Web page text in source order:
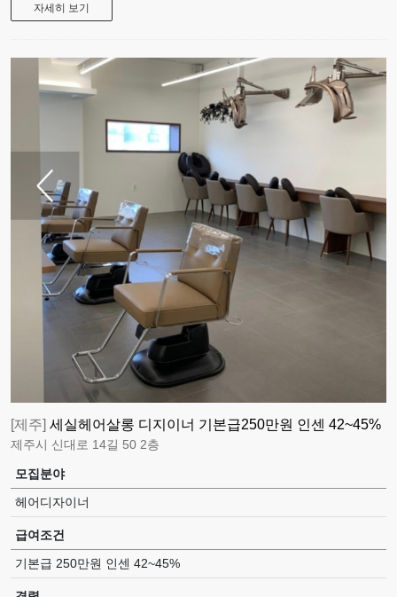
자세히 보기
[제주] 세실헤어살롱 디지이너 기본급250만원 인센 42~45%
제주시 신대로 14길 50 2층
모집분야
헤어디자이너
급여조건
기본급 250만원 인센 42~45%